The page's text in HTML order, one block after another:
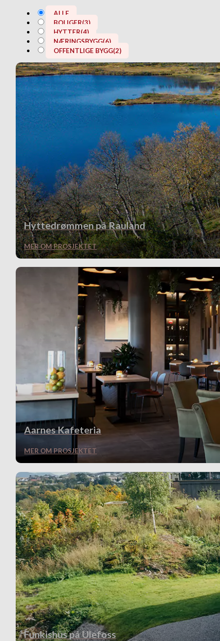
ALLE
BOLIGER(3)
HYTTER(4)
NÆRINGSBYGG(6)
OFFENTLIGE BYGG(2)
Hyttedrømmen på Rauland
MER OM PROSJEKTET
Aarnes Kafeteria
MER OM PROSJEKTET
Funkishus på Ulefoss